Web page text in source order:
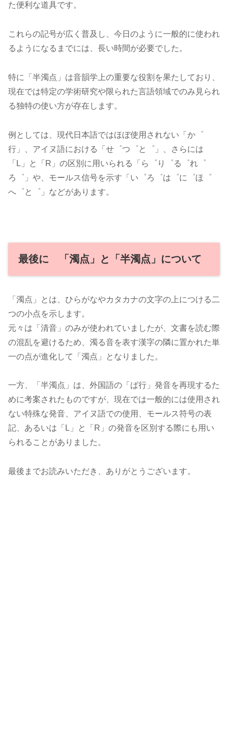
た便利な道具です。
これらの記号が広く普及し、今日のように一般的に使われ
るようになるまでには、長い時間が必要でした。
特に「半濁点」は音韻学上の重要な役割を果たしており、
現在では特定の学術研究や限られた言語領域でのみ見られ
る独特の使い方が存在します。
例としては、現代日本語ではほぼ使用されない「か゜
行」、アイヌ語における「せ゜つ゜と゜」、さらには
「L」と「R」の区別に用いられる「ら゜り゜る゜れ゜
ろ゜」や、モールス信号を示す「い゜ろ゜は゜に゜ほ゜
へ゜と゜」などがあります。
最後に 「濁点」と「半濁点」について
「濁点」とは、ひらがなやカタカナの文字の上につける二
つの小点を示します。
元々は「清音」のみが使われていましたが、文書を読む際
の混乱を避けるため、濁る音を表す漢字の隣に置かれた単
一の点が進化して「濁点」となりました。
一方、「半濁点」は、外国語の「ぱ行」発音を再現するた
めに考案されたものですが、現在では一般的には使用され
ない特殊な発音、アイヌ語での使用、モールス符号の表
記、あるいは「L」と「R」の発音を区別する際にも用い
られることがありました。
最後までお読みいただき、ありがとうございます。